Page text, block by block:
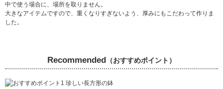
中で使う場合に、場所を取りません。
大きなアイテムですので、重くなりすぎないよう、厚みにもこだわって作りま
した。
Recommended （おすすめポイント）